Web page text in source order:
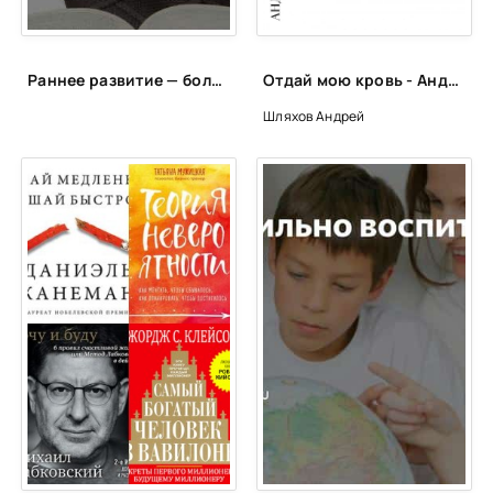
Глава 39. Татьяна
Глава 43. Татьяна
Глава 44. Татьяна
Глава 45. Татьяна
Глава 46. Татьяна
Глава 47. Татьяна
Глава 48. Татьяна
Глава 49. Татьяна
Глава 50. Расул
Глава 51. Татьяна
Глава 52. Татьяна
Раннее развитие — большое будущее? Какие игры и занятия способны сделать из младенца гения Отдай мою кровь - Андрей Шляхов
Шляхов Андрей